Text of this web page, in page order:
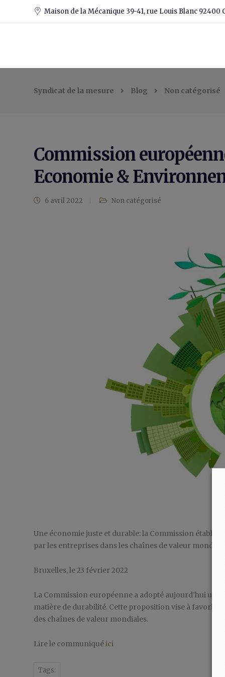
Maison de la Mécanique 39-41, rue Louis Blanc 92400
Syndicat de la mesure Blog Non catégorisé
Commission
Economie &
6 avril 2022 Non catégorisé
Une économie juste et durable: la Commission établit
par les entreprises dans les chaînes de valeur
Bruxelles, le 23 février 2022
La Commission européenne a adopté aujourd’hui
matière de durabilité. Cette proposition vise à
des chaînes de valeur mondiales.
Lire le communiquéici
Tags: